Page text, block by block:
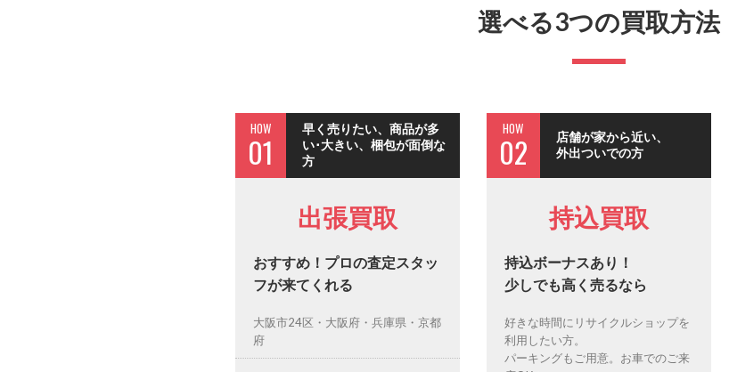
選べる3つの買取方法
HOW
01
早く売りたい、商品が多
い･大きい、梱包が面倒な
方
出張買取
おすすめ！プロの査定スタッ
フが来てくれる
大阪市24区・大阪府・兵庫県・京都
府
HOW
02
店舗が家から近い、
外出ついでの方
持込買取
持込ボーナスあり！
少しでも高く売るなら
好きな時間にリサイクルショップを
利用したい方。
パーキングもご用意。お車でのご来